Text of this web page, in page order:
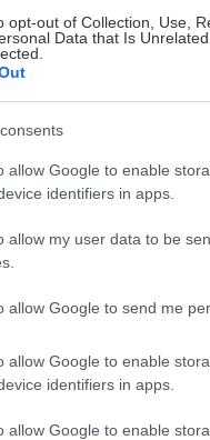
opt-out of Collection, Use,
Data that Is
allow Google to enable
identifiers in apps.
allow my user data to be
allow Google to send me
allow Google to enable
identifiers in apps.
allow Google to enable
Βούλα
Σοφία
Κακαβάς, Τασώ
Νίκος Φέρμας
1955
Μη
αυτή την εβδομάδα